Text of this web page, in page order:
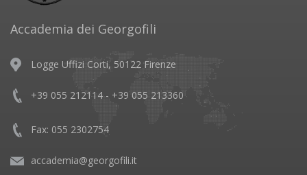
Accademia dei Georgofili
Logge Uffizi Corti, 50122 Firenze
+39 055 212114 - +39 055 213360
Fax: 055 2302754
accademia@georgofili.it